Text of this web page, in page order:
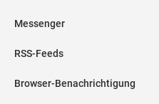
Messenger
RSS-Feeds
Browser-Benachrichtigung